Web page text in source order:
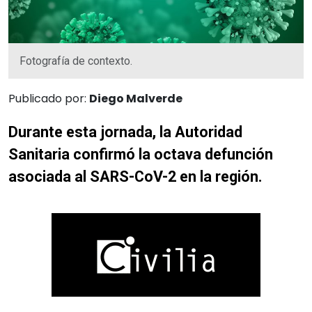
Fotografía de contexto.
Publicado por: Diego Malverde
Durante esta jornada, la Autoridad
Sanitaria confirmó la octava defunción
asociada al SARS-CoV-2 en la región.